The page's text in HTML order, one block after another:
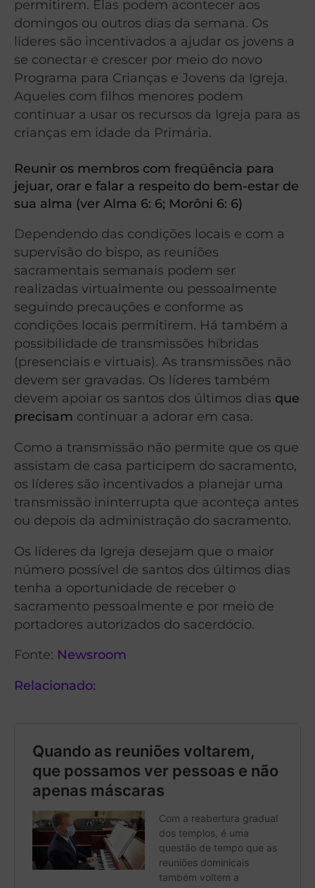
permitirem. Elas podem acontecer aos
domingos ou outros dias da semana. Os
líderes são incentivados a ajudar os jovens a
se conectar e crescer por meio do novo
Programa para Crianças e Jovens da Igreja.
Aqueles com filhos menores podem
continuar a usar os recursos da Igreja para as
crianças em idade da Primária.
Reunir os membros com freqüência para
jejuar, orar e falar a respeito do bem-estar de
sua alma (ver Alma 6: 6; Morôni 6: 6)
Dependendo das condições locais e com a
supervisão do bispo, as reuniões
sacramentais semanais podem ser
realizadas virtualmente ou pessoalmente
seguindo precauções e conforme as
condições locais permitirem. Há também a
possibilidade de transmissões híbridas
(presenciais e virtuais). As transmissões não
devem ser gravadas. Os líderes também
devem apoiar os santos dos últimos dias que
precisam continuar a adorar em casa.
Como a transmissão não permite que os que
assistam de casa participem do sacramento,
os líderes são incentivados a planejar uma
transmissão ininterrupta que aconteça antes
ou depois da administração do sacramento.
Os líderes da Igreja desejam que o maior
número possível de santos dos últimos dias
tenha a oportunidade de receber o
sacramento pessoalmente e por meio de
portadores autorizados do sacerdócio.
Fonte: Newsroom
Relacionado: